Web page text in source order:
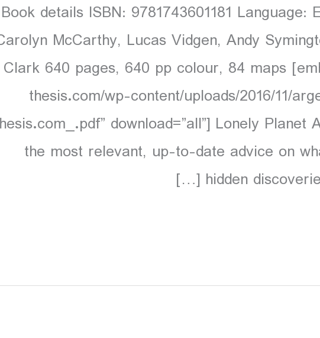
Book details ISBN: 9781743601181 Language:
McCarthy, Lucas Vidgen, Andy
Clark 640 pages, 640 pp colour, 84 maps
thesis.com/wp-content/uploads/2016/11/
download=”all”] Lonely
the most relevant, up-to-date advice on
hidden